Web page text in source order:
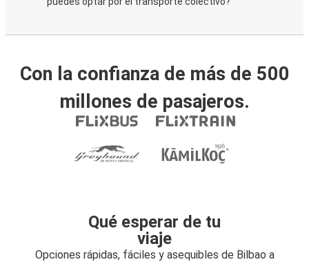
Con la confianza de más de 500
millones de pasajeros.
Qué esperar de tu
viaje
Opciones rápidas, fáciles y asequibles de Bilbao a